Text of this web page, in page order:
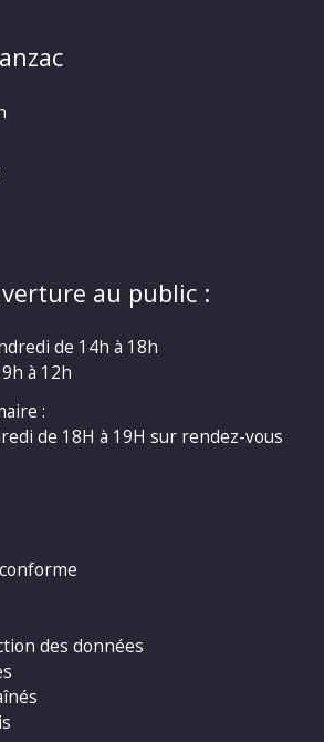
au public :
de 14h à 18h
à 12h
:
de 18H à 19H sur rendez-vous
des données